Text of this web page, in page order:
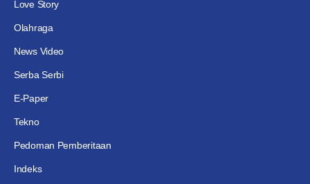
Love Story
Olahraga
News Video
Serba Serbi
E-Paper
Tekno
Pedoman Pemberitaan
Indeks